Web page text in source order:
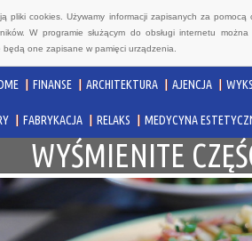
pliki cookies. Używamy informacji zapisanych za
W programie służącym do obsługi internetu
one zapisane w pamięci urządzenia.
FINANSE ARCHITEKTURA AJENCJA
FABRYKACJA RELAKS MEDYCYNA
WYŚMIENITE